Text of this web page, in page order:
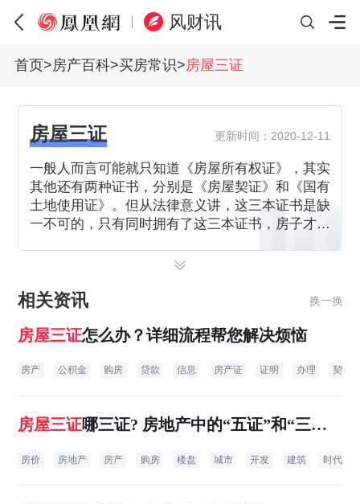
风财讯
首页>房产百科>买房常识>房屋三证
房屋三证 更新时间：2020-12-11
一般人而言可能就只知道《房屋所有权证》，其实
其他还有两种证书，分别是《房屋契证》和《国有
土地使用证》。但从法律意义讲，这三本证书是缺
一不可的，只有同时拥有了这三本证书，房子才是
相关资讯 换一换
房屋三证怎么办？详细流程帮您解决烦恼
房产 公积金 购房 贷款 信息 房产证 证明 办理 契证
房屋三证哪三证? 房地产中的“五证”和“三
房价 房地产 房产 购房 楼盘 城市 开发 建筑 时代